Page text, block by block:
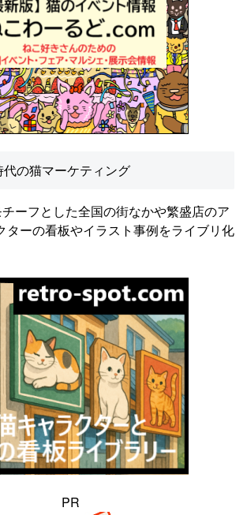
の猫マーケティング
ーフとした全国の街なかや繁盛店のア
ターの看板やイラスト事例をライブリ化
PR